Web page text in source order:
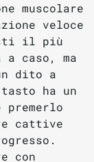
muscolare
veloce
il più
caso, ma
dito a
ha un
premerlo
cattive
con